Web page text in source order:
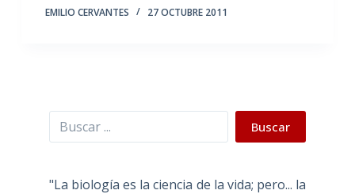
EMILIO CERVANTES 27 OCTUBRE 2011
Buscar Buscar
"La biología es la ciencia de la vida; pero... la